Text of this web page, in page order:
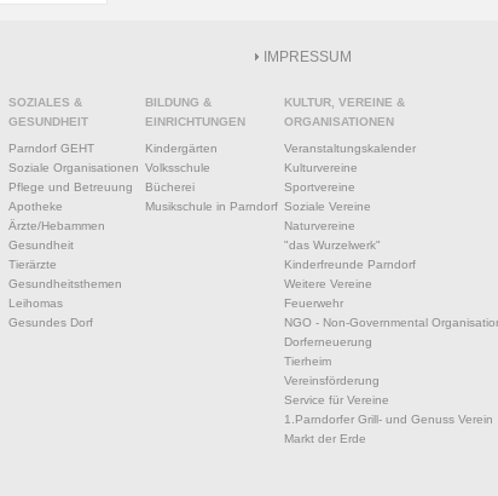
IMPRESSUM
SOZIALES &
GESUNDHEIT
Parndorf GEHT
Soziale Organisationen
Pflege und Betreuung
Apotheke
Ärzte/Hebammen
Gesundheit
Tierärzte
Gesundheitsthemen
Leihomas
Gesundes Dorf
BILDUNG &
EINRICHTUNGEN
Kindergärten
Volksschule
Bücherei
Musikschule in Parndorf
KULTUR, VEREINE &
ORGANISATIONEN
Veranstaltungskalender
Kulturvereine
Sportvereine
Soziale Vereine
Naturvereine
"das Wurzelwerk"
Kinderfreunde Parndorf
Weitere Vereine
Feuerwehr
NGO - Non-Governmental
Dorferneuerung
Tierheim
Vereinsförderung
Service für Vereine
1.Parndorfer Grill- und Genuss Verein
Markt der Erde